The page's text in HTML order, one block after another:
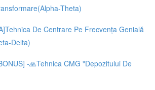
Theta)
De Centrare Pe Frecvența Genială
Delta)
-🙏Tehnica CMG "Depozitului De